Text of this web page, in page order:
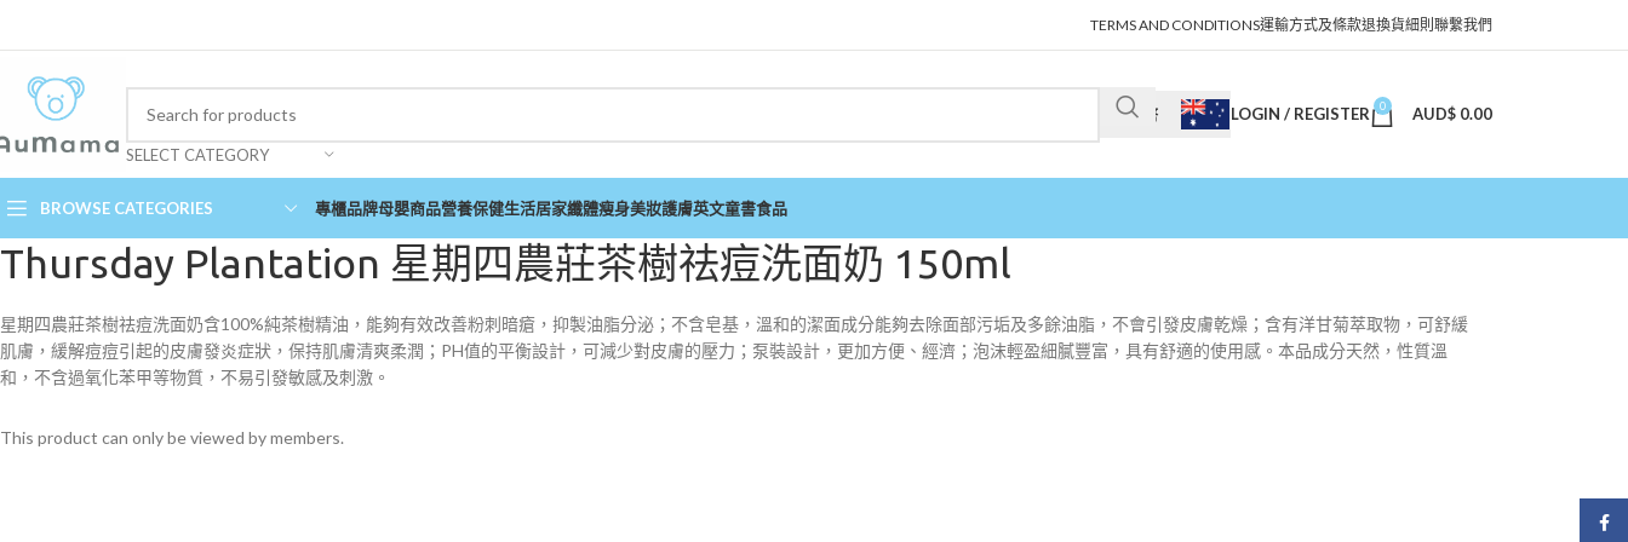
TERMS AND CONDITIONS運輸方式及條款退換貨細則 聯繫我們
SELECT CATEGORY
澳幣 LOGIN / REGISTER 0 AUD$ 0.00
BROWSE CATEGORIES 專櫃品牌母嬰商品營養保健生活居家纖體瘦身美妝護膚英文童書食品
Thursday Plantation 星期四農莊茶樹祛痘洗面奶 150ml
星期四農莊茶樹祛痘洗面奶含100%純茶樹精油，能夠有效改善粉刺暗瘡，抑製油脂分泌；不含皂基，溫和的潔面成分能夠去除面部污垢及多餘油脂，不會引發皮膚乾燥；含有洋甘菊萃取物，可舒緩
肌膚，緩解痘痘引起的皮膚發炎症狀，保持肌膚清爽柔潤；PH值的平衡設計，可減少對皮膚的壓力；泵裝設計，更加方便、經濟；泡沫輕盈細膩豐富，具有舒適的使用感。本品成分天然，性質溫
和，不含過氧化苯甲等物質，不易引發敏感及刺激。
This product can only be viewed by members.